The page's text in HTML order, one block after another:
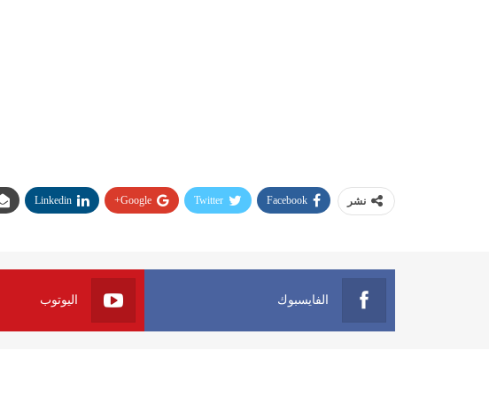
نشر Facebook
Twitter
Google+
Linkedin
الفايسبوك اليوتوب